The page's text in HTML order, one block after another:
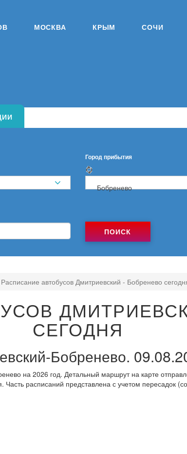
МОСКВА КРЫМ СОЧИ
Город прибытия
Бобренево
ПОИСК
Расписание автобусов Дмитриевский - Бобренево
СЕГОДНЯ
Бобренево.
на 2026 год. Детальный маршрут на карте
расписаний представлена с учетом пересадок